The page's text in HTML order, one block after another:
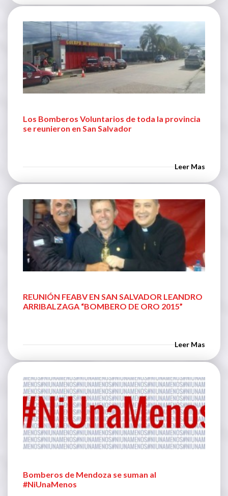
Los Bomberos Voluntarios de toda la provincia
se reunieron en San Salvador
Leer Mas
REUNIÓN FEABV EN SAN SALVADOR LEANDRO
ARRIBALZAGA “BOMBERO DE ORO 2015”
Leer Mas
Bomberos de Mendoza se suman al
#NiUnaMenos